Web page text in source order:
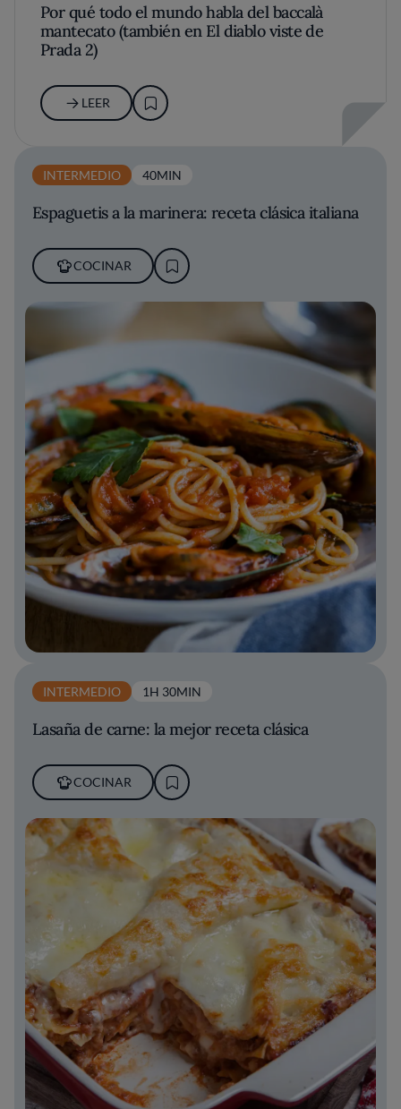
Por qué todo el mundo habla del baccalà
mantecato (también en El diablo viste de
Prada 2)
LEER
INTERMEDIO 40MIN
Espaguetis a la marinera: receta clásica italiana
COCINAR
INTERMEDIO 1H 30MIN
Lasaña de carne: la mejor receta clásica
COCINAR